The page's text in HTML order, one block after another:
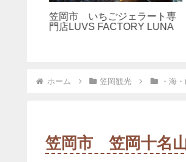
笠岡市 高島
ホーム 笠岡観光 ・海
笠岡市 笠岡十名